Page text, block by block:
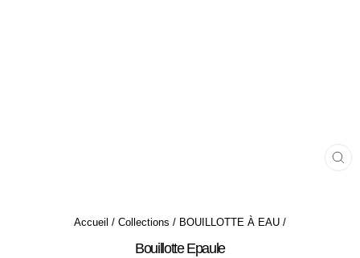
Accueil / Collections / BOUILLOTTE À EAU /
Bouillotte Epaule